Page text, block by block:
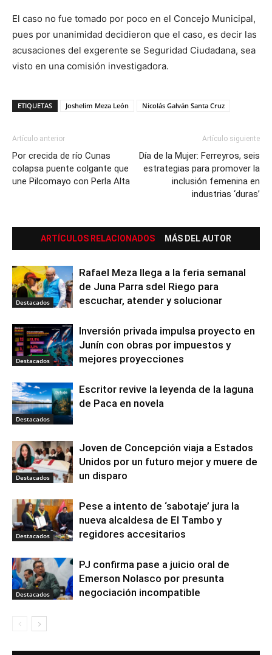
El caso no fue tomado por poco en el Concejo Municipal,
pues por unanimidad decidieron que el caso, es decir las
acusaciones del exgerente se Seguridad Ciudadana, sea
visto en una comisión investigadora.
ETIQUETAS Joshelim Meza León Nicolás Galván Santa Cruz
Artículo anterior
Por crecida de río Cunas
colapsa puente colgante que
une Pilcomayo con Perla Alta
Artículo siguiente
Día de la Mujer: Ferreyros, seis
estrategias para promover la
inclusión femenina en
industrias ‘duras’
ARTÍCULOS RELACIONADOS MÁS DEL AUTOR
Destacados
Rafael Meza llega a la feria semanal
de Juna Parra sdel Riego para
escuchar, atender y solucionar
Destacados
Inversión privada impulsa proyecto en
Junín con obras por impuestos y
mejores proyecciones
Destacados
Escritor revive la leyenda de la laguna
de Paca en novela
Destacados
Joven de Concepción viaja a Estados
Unidos por un futuro mejor y muere de
un disparo
Destacados
Pese a intento de ‘sabotaje’ jura la
nueva alcaldesa de El Tambo y
regidores accesitarios
Destacados
PJ confirma pase a juicio oral de
Emerson Nolasco por presunta
negociación incompatible